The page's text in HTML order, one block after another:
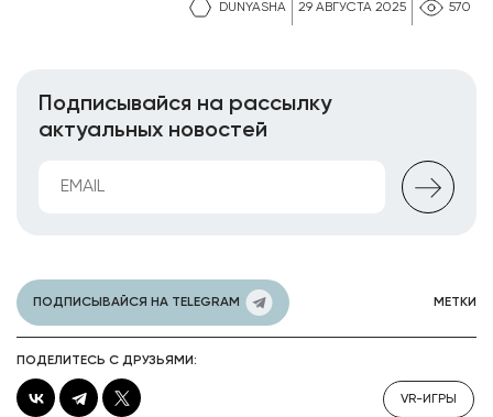
DUNYASHA 29 АВГУСТА 2025 570
Подписывайся на рассылку
актуальных новостей
ПОДПИСЫВАЙСЯ НА TELEGRAM МЕТКИ
ПОДЕЛИТЕСЬ С ДРУЗЬЯМИ:
VR-ИГРЫ